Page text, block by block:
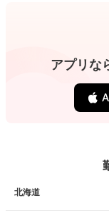
アプリな
北海道